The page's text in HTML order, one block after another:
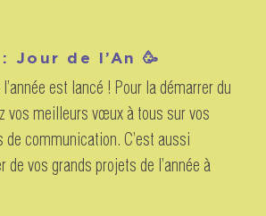
Jour de l’An 🥳
l’année est lancé ! Pour la démarrer du
vos meilleurs vœux à tous sur vos
communication. C’est aussi
de vos grands projets de l’année à